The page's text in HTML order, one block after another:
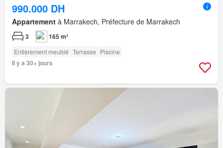
990.000 DH
Appartement à Marrakech, Préfecture de Marrakech
3 165 m²
Entièrement meublé Terrasse Piscine
Il y a 30+ jours